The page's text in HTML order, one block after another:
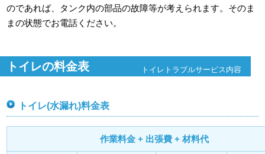
のであれば、タンク内の部品の故障等が考えられます。そのま
まの状態でお電話ください。
トイレの料金表 トイレトラブルサービス内容
トイレ(水漏れ)料金表
作業料金 + 出張費 + 材料代